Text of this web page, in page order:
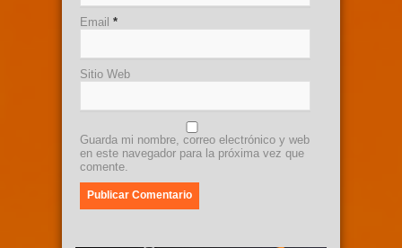
Email *
Sitio Web
Guarda mi nombre, correo electrónico y web
en este navegador para la próxima vez que
comente.